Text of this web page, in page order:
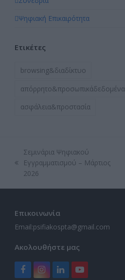
Ψηφιακή Επικαιρότητα
Ετικέτες
browsing&διαδίκτυο
απόρρητο&προσωπικάδεδομένα
ασφάλεια&προστασία
previous
post:
Σεμινάρια Ψηφιακού
Εγγραμματισμού – Μάρτιος
2026
Επικοινωνία
Email:psifiakospta@gmail.com
Ακολουθήστε μας
Facebook
Instagram
LinkedInYouTube